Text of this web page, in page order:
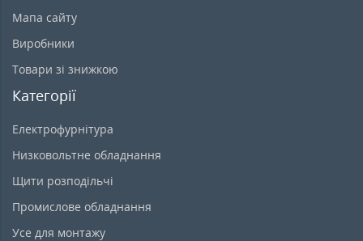
Мапа сайту
Виробники
Товари зі знижкою
Категорії
Електрофурнітура
Низковольтне обладнання
Щити розподільчі
Промислове обладнання
Усе для монтажу